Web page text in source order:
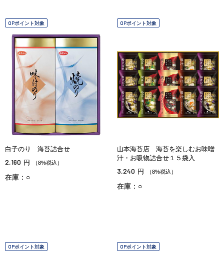
OPポイント対象
白子のり 海苔詰合せ
2,160 円 （8%税込）
在庫：○
OPポイント対象
山本海苔店 海苔を楽しむお味噌
汁・お吸物詰合せ１５袋入
3,240 円 （8%税込）
在庫：○
OPポイント対象 OPポイント対象